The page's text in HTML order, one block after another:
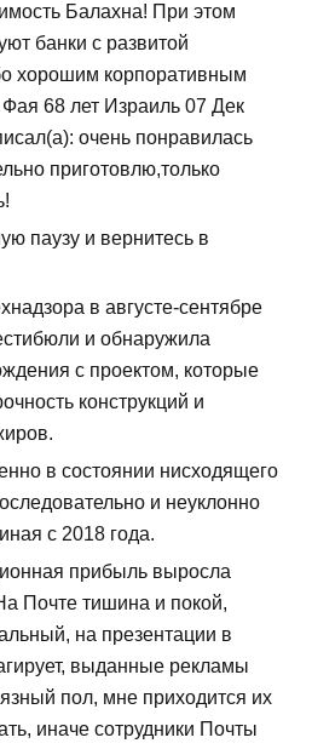
Балахна! При этом
банки с развитой
хорошим корпоративным
68 лет Израиль 07 Дек
очень понравилась
приготовлю,только
паузу и вернитесь в
в августе-сентябре
и обнаружила
с проектом, которые
конструкций и
в состоянии нисходящего
и неуклонно
с 2018 года.
прибыль выросла
Почте тишина и покой,
на презентации в
выданные рекламы
пол, мне приходится их
иначе сотрудники Почты